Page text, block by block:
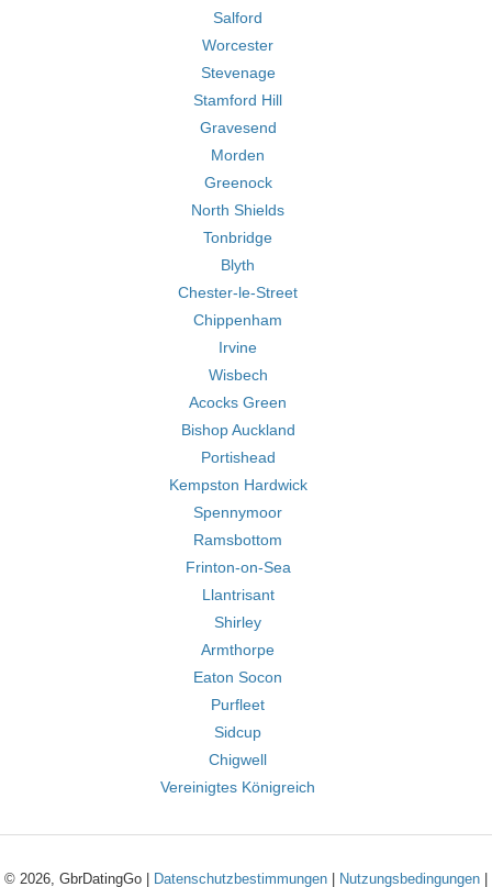
Salford
Worcester
Stevenage
Stamford Hill
Gravesend
Morden
Greenock
North Shields
Tonbridge
Blyth
Chester-le-Street
Chippenham
Irvine
Wisbech
Acocks Green
Bishop Auckland
Portishead
Kempston Hardwick
Spennymoor
Ramsbottom
Frinton-on-Sea
Llantrisant
Shirley
Armthorpe
Eaton Socon
Purfleet
Sidcup
Chigwell
Vereinigtes Königreich
© 2026, GbrDatingGo | Datenschutzbestimmungen Nutzungsbedingungen